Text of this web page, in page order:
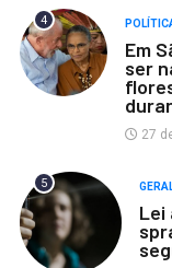
4
Em
ser
27
5
Lei